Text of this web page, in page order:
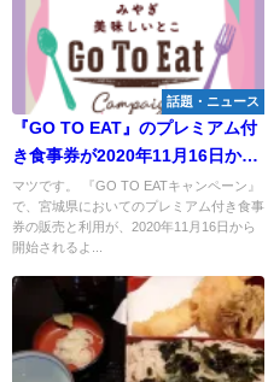
話題・ニュース
『GO TO EAT』のプレミアム付
き食事券が2020年11月16日から
販売！
マツです。 『GO TO EATキャンペーン』
で、宮城県においてのプレミアム付き食事
券の販売と利用が、2020年11月16日から
開始されるよ...